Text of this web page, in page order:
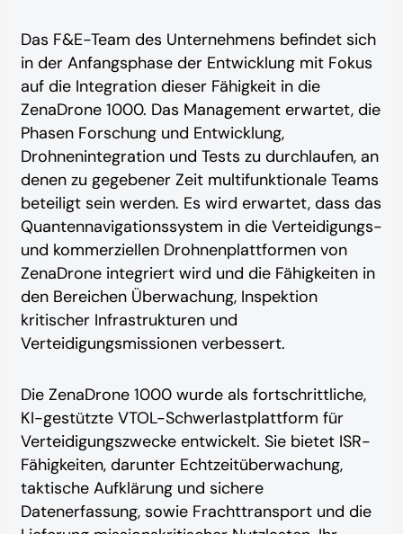
Das F&E-Team des Unternehmens befindet sich
in der Anfangsphase der Entwicklung mit Fokus
auf die Integration dieser Fähigkeit in die
ZenaDrone 1000. Das Management erwartet, die
Phasen Forschung und Entwicklung,
Drohnenintegration und Tests zu durchlaufen, an
denen zu gegebener Zeit multifunktionale Teams
beteiligt sein werden. Es wird erwartet, dass das
Quantennavigationssystem in die Verteidigungs-
und kommerziellen Drohnenplattformen von
ZenaDrone integriert wird und die Fähigkeiten in
den Bereichen Überwachung, Inspektion
kritischer Infrastrukturen und
Verteidigungsmissionen verbessert.
Die ZenaDrone 1000 wurde als fortschrittliche,
KI-gestützte VTOL-Schwerlastplattform für
Verteidigungszwecke entwickelt. Sie bietet ISR-
Fähigkeiten, darunter Echtzeitüberwachung,
taktische Aufklärung und sichere
Datenerfassung, sowie Frachttransport und die